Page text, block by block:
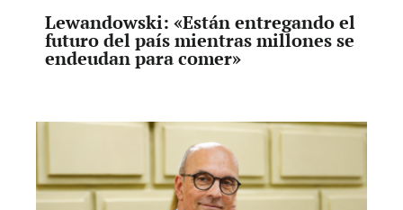
Lewandowski: «Están entregando el
futuro del país mientras millones se
endeudan para comer»